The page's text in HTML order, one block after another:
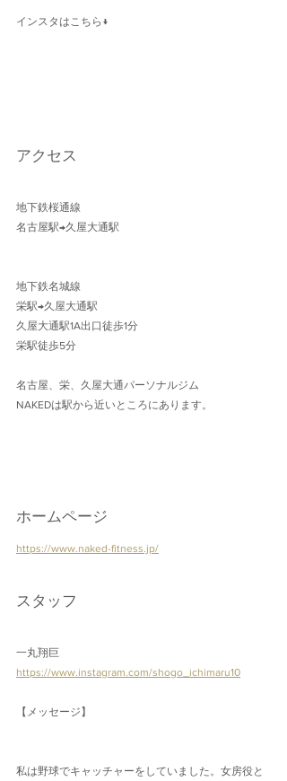
インスタはこちら↓
アクセス
地下鉄桜通線
名古屋駅→久屋大通駅
地下鉄名城線
栄駅→久屋大通駅
久屋大通駅1A出口徒歩1分
栄駅徒歩5分
名古屋、栄、久屋大通パーソナルジム
NAKEDは駅から近いところにあります。
ホームページ
https://www.naked-fitness.jp/
スタッフ
一丸翔巨
https://www.instagram.com/shogo_ichimaru10
【メッセージ】
私は野球でキャッチャーをしていました。女房役と